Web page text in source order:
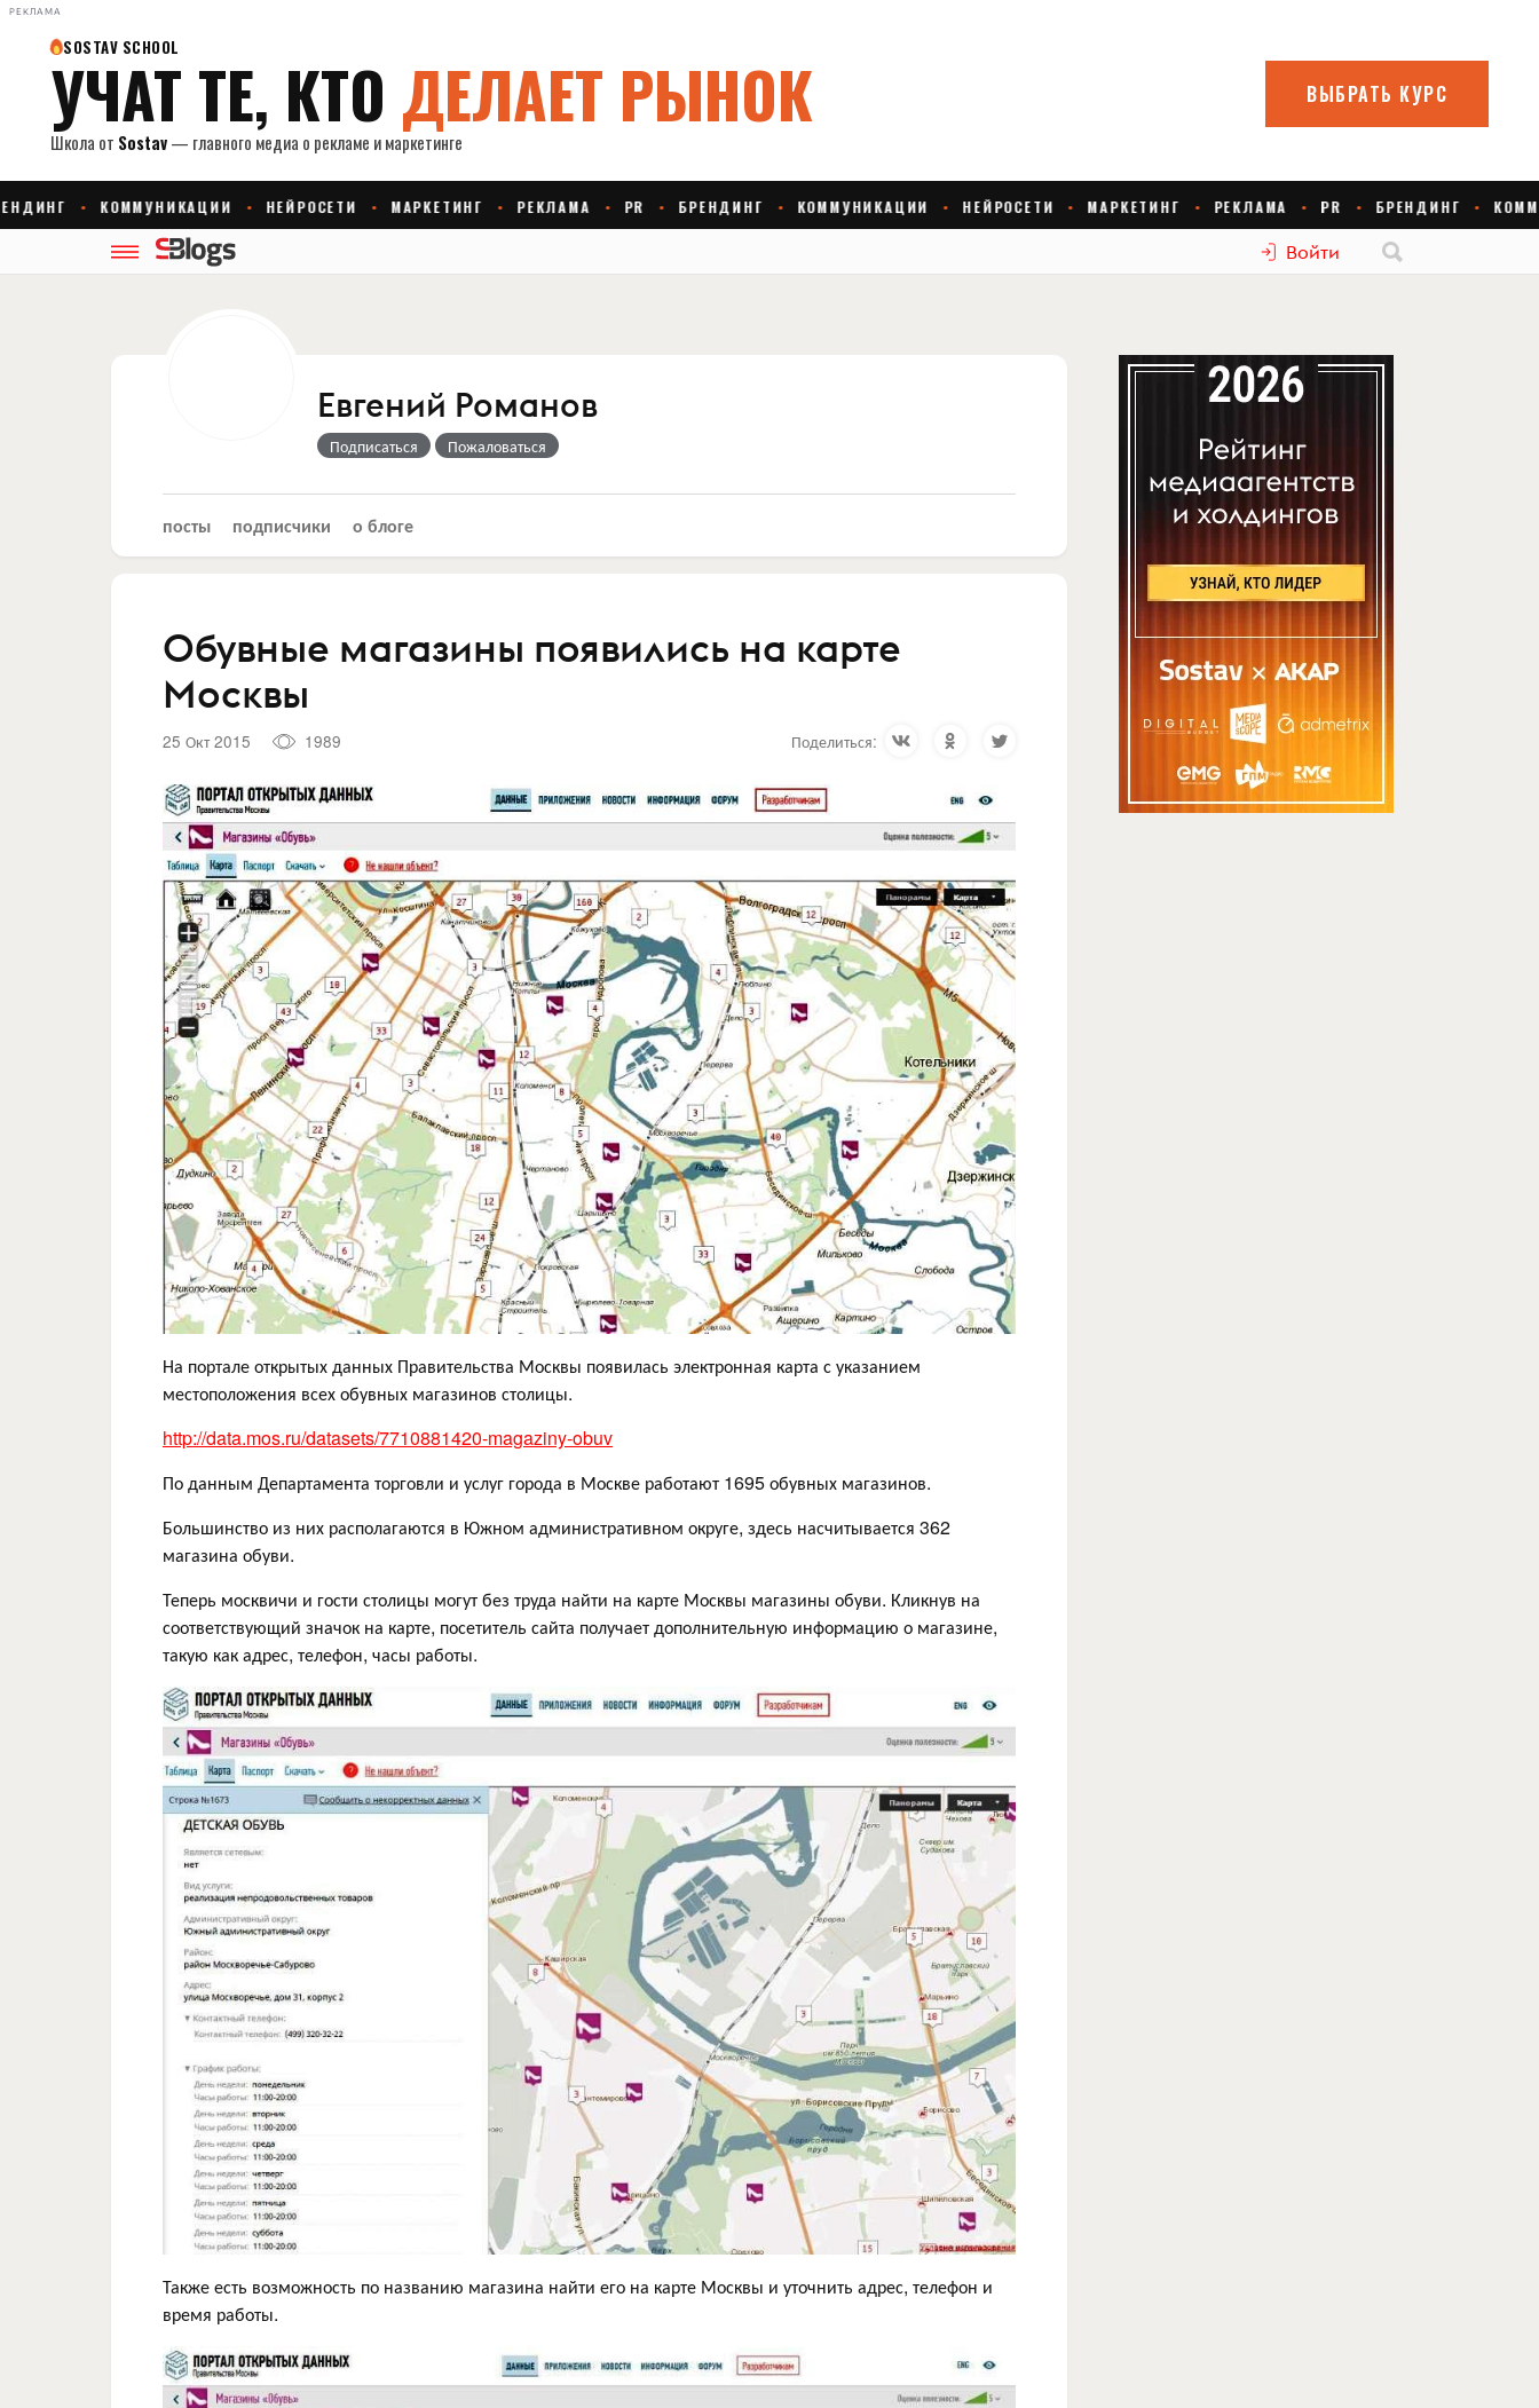
РЕКЛАМА
Войти
Евгений Романов
Подписаться Пожаловаться
посты подписчики о блоге
Обувные магазины появились на карте
Москвы
25 Окт 2015 1989 Поделиться:
На портале открытых данных Правительства Москвы появилась электронная карта с указанием
местоположения всех обувных магазинов столицы.
http://data.mos.ru/datasets/7710881420-magaziny-obuv
По данным Департамента торговли и услуг города в Москве работают 1695 обувных магазинов.
Большинство из них располагаются в Южном административном округе, здесь насчитывается 362
магазина обуви.
Теперь москвичи и гости столицы могут без труда найти на карте Москвы магазины обуви. Кликнув на
соответствующий значок на карте, посетитель сайта получает дополнительную информацию о магазине,
такую как адрес, телефон, часы работы.
Также есть возможность по названию магазина найти его на карте Москвы и уточнить адрес, телефон и
время работы.